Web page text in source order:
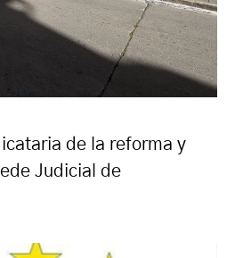
de la reforma y
Judicial de